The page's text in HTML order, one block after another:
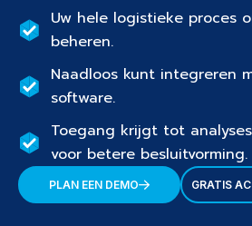
Uw hele logistieke proces
beheren.
Naadloos kunt integreren
software.
Toegang krijgt tot
voor betere besluitvorming.
PLAN EEN DEMO GRATIS